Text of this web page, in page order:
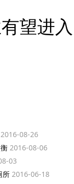
望进
2016-08-26
2016-08-06
03
所 2016-06-18